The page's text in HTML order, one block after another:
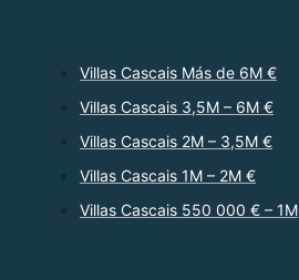
Villas Cascais Más de 6M €
Villas Cascais 3,5M – 6M €
Villas Cascais 2M – 3,5M €
Villas Cascais 1M – 2M €
Villas Cascais 550 000 € – 1M